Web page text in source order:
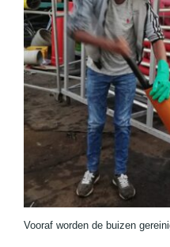
Vooraf worden de buizen